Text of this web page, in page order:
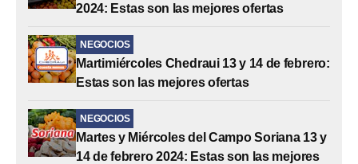
2024: Estas son las mejores ofertas
NEGOCIOS
Martimiércoles Chedraui 13 y 14 de febrero:
Estas son las mejores ofertas
NEGOCIOS
Martes y Miércoles del Campo Soriana 13 y
14 de febrero 2024: Estas son las mejores